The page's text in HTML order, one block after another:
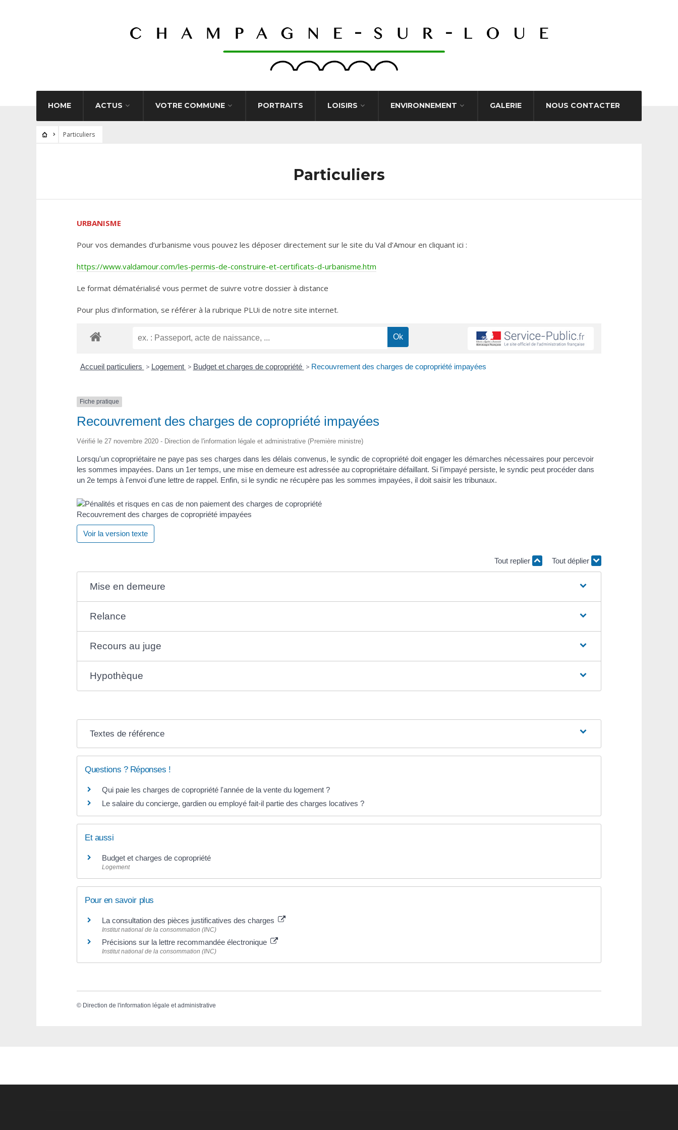
HOME ACTUS VOTRE COMMUNE PORTRAITS LOISIRS ENVIRONNEMENT GALERIE NOUS CONTACTER
Particuliers
Particuliers
URBANISME
Pour vos demandes d’urbanisme vous pouvez les déposer directement sur le site du Val d’Amour en cliquant ici :
https://www.valdamour.com/les-permis-de-construire-et-certificats-d-urbanisme.htm
Le format dématérialisé vous permet de suivre votre dossier à distance
Pour plus d’information, se référer à la rubrique PLUi de notre site internet.
Accueil particuliers > Logement > Budget et charges de copropriété > Recouvrement des charges de copropriété impayées
Fiche pratique
Recouvrement des charges de copropriété impayées
Vérifié le 27 novembre 2020 - Direction de l'information légale et administrative (Première ministre)
Lorsqu'un copropriétaire ne paye pas ses charges dans les délais convenus, le syndic de copropriété doit engager les démarches nécessaires pour percevoir
les sommes impayées. Dans un 1er temps, une mise en demeure est adressée au copropriétaire défaillant. Si l'impayé persiste, le syndic peut procéder dans
un 2e temps à l'envoi d'une lettre de rappel. Enfin, si le syndic ne récupère pas les sommes impayées, il doit saisir les tribunaux.
Recouvrement des charges de copropriété impayées
Voir la version texte
Tout replier Tout déplier
Mise en demeure
Relance
Recours au juge
Hypothèque
Textes de référence
Questions ? Réponses !
Qui paie les charges de copropriété l'année de la vente du logement ?
Le salaire du concierge, gardien ou employé fait-il partie des charges locatives ?
Et aussi
Budget et charges de copropriété
Logement
Pour en savoir plus
La consultation des pièces justificatives des charges
Institut national de la consommation (INC)
Précisions sur la lettre recommandée électronique
Institut national de la consommation (INC)
© Direction de l'information légale et administrative